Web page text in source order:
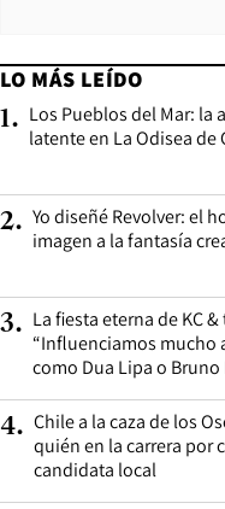
LO MÁS LEÍDO
1. Los Pueblos del Mar: la
latente en La Odisea
2. Yo diseñé Revolver: el
imagen a la fantasía
3. La fiesta eterna de KC
“Influenciamos mucho
como Dua Lipa o Bruno
4. Chile a la caza de los
quién en la carrera por
candidata local